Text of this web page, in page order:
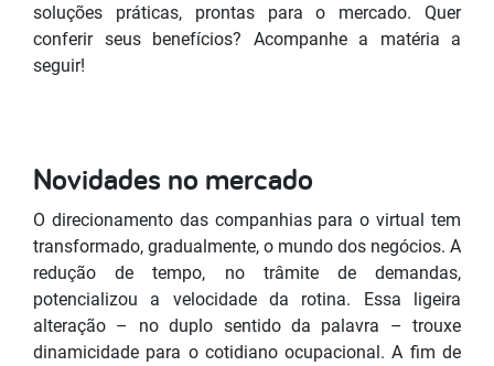
soluções práticas, prontas para o mercado. Quer
conferir seus benefícios? Acompanhe a matéria a
seguir!
Novidades no mercado
O direcionamento das companhias para o virtual tem
transformado, gradualmente, o mundo dos negócios. A
redução de tempo, no trâmite de demandas,
potencializou a velocidade da rotina. Essa ligeira
alteração – no duplo sentido da palavra – trouxe
dinamicidade para o cotidiano ocupacional. A fim de